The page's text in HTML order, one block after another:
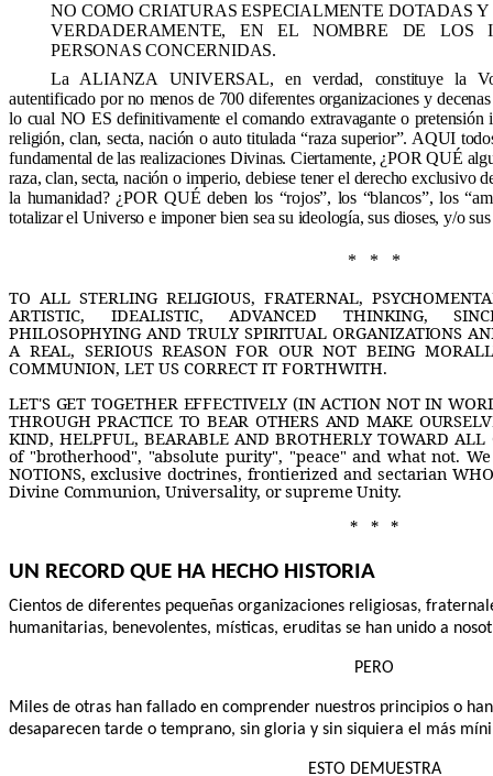
NO COMO CRIATURAS ESPECIALMENTE DOTADAS
VERDADERAMENTE, EN EL NOMBRE DE LOS
PERSONAS CONCERNIDAS.
La ALIANZA UNIVERSAL, en verdad, constituye la
autentificado por no menos de 700 diferentes organizaciones y
lo cual NO ES definitivamente el comando extravagante o pretensión
religión, clan, secta, nación o auto titulada “raza superior”. AQUI
fundamental de las realizaciones Divinas. Ciertamente, ¿POR QUÉ
raza, clan, secta, nación o imperio, debiese tener el derecho exclusivo
la humanidad? ¿POR QUÉ deben los “rojos”, los “blancos”, los
totalizar el Universo e imponer bien sea su ideología, sus dioses, y/o
* * *
TO ALL STERLING RELIGIOUS, FRATERNAL,
ARTISTIC, IDEALISTIC, ADVANCED THINKING,
PHILOSOPHYING AND TRULY SPIRITUAL ORGANIZATIONS
A REAL, SERIOUS REASON FOR OUR NOT BEING
COMMUNION, LET US CORRECT IT FORTHWITH.
LET'S GET TOGETHER EFFECTIVELY (IN ACTION NOT IN
THROUGH PRACTICE TO BEAR OTHERS AND MAKE
KIND, HELPFUL, BEARABLE AND BROTHERLY TOWARD
of "brotherhood", "absolute purity", "peace" and what not.
NOTIONS, exclusive doctrines, frontierized and sectarian
Divine Communion, Universality, or supreme Unity.
* * *
UN RECORD QUE HA HECHO HISTORIA
Cientos de diferentes pequeñas organizaciones religiosas,
humanitarias, benevolentes, místicas, eruditas se han unido a
PERO
Miles de otras han fallado en comprender nuestros principios o
desaparecen tarde o temprano, sin gloria y sin siquiera el más
ESTO DEMUESTRA